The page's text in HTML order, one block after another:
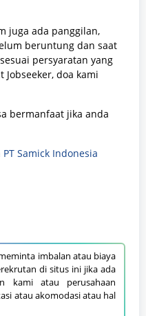
juga ada panggilan,
beruntung dan saat
persyaratan yang
doa kami
bermanfaat jika anda
Samick Indonesia
imbalan atau biaya
di situs ini jika ada
kami atau perusahaan
atau akomodasi atau hal